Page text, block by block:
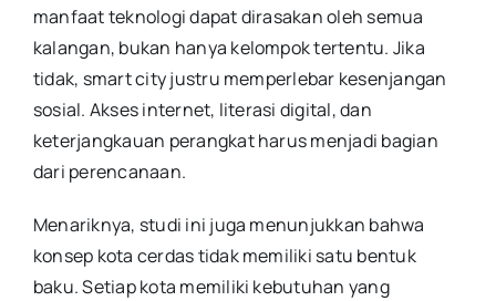
manfaat teknologi dapat dirasakan oleh semua
kalangan, bukan hanya kelompok tertentu. Jika
tidak, smart city justru memperlebar kesenjangan
sosial. Akses internet, literasi digital, dan
keterjangkauan perangkat harus menjadi bagian
dari perencanaan.
Menariknya, studi ini juga menunjukkan bahwa
konsep kota cerdas tidak memiliki satu bentuk
baku. Setiap kota memiliki kebutuhan yang